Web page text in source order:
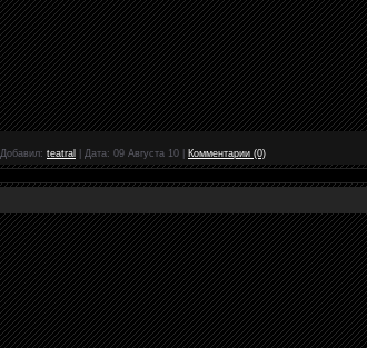
Добавил: teatral Дата: 09 Августа 10 Комментарии (0)